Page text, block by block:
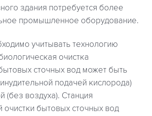
здания потребуется более
промышленное оборудование.
учитывать технологию
очистка
сточных вод может быть
подачей кислорода)
(без воздуха). Станция
очистки бытовых сточных вод